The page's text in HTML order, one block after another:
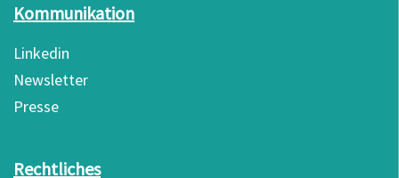
Kommunikation
Linkedin
Newsletter
Presse
Rechtliches